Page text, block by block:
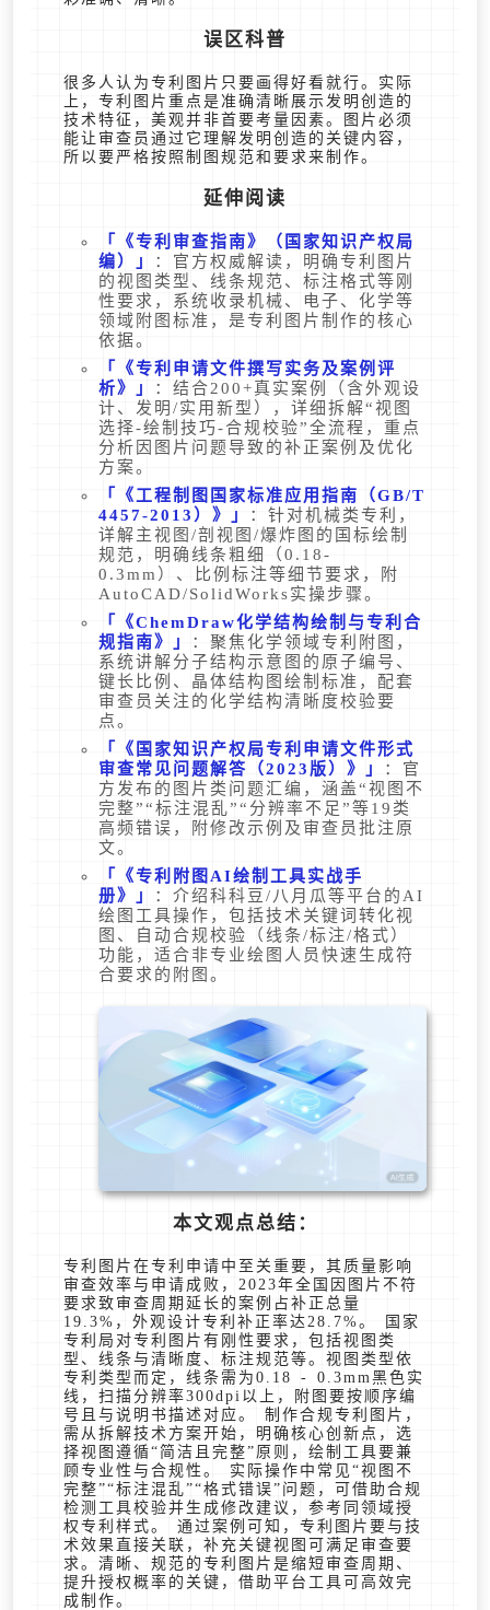
误区科普
很多人认为专利图片只要画得好看就行。实际
上，专利图片重点是准确清晰展示发明创造的
技术特征，美观并非首要考量因素。图片必须
能让审查员通过它理解发明创造的关键内容，
所以要严格按照制图规范和要求来制作。
延伸阅读
《专利审查指南》（国家知识产权局
编）
：官方权威解读，明确专利图片
的视图类型、线条规范、标注格式等刚
性要求，系统收录机械、电子、化学等
领域附图标准，是专利图片制作的核心
依据。
《专利申请文件撰写实务及案例评
析》
：结合200+真实案例（含外观设
计、发明/实用新型），详细拆解“视图
选择-绘制技巧-合规校验”全流程，重点
分析因图片问题导致的补正案例及优化
方案。
《工程制图国家标准应用指南（GB/T
4457-2013）》
：针对机械类专利，
详解主视图/剖视图/爆炸图的国标绘制
规范，明确线条粗细（0.18-
0.3mm）、比例标注等细节要求，附
AutoCAD/SolidWorks实操步骤。
《ChemDraw化学结构绘制与专利合
规指南》
：聚焦化学领域专利附图，
系统讲解分子结构示意图的原子编号、
键长比例、晶体结构图绘制标准，配套
审查员关注的化学结构清晰度校验要
点。
《国家知识产权局专利申请文件形式
审查常见问题解答（2023版）》
：官
方发布的图片类问题汇编，涵盖“视图不
完整”“标注混乱”“分辨率不足”等19类
高频错误，附修改示例及审查员批注原
文。
《专利附图AI绘制工具实战手
册》
：介绍科科豆/八月瓜等平台的AI
绘图工具操作，包括技术关键词转化视
图、自动合规校验（线条/标注/格式）
功能，适合非专业绘图人员快速生成符
合要求的附图。
本文观点总结：
专利图片在专利申请中至关重要，其质量影响
审查效率与申请成败，2023年全国因图片不符
要求致审查周期延长的案例占补正总量
19.3%，外观设计专利补正率达28.7%。 国家
专利局对专利图片有刚性要求，包括视图类
型、线条与清晰度、标注规范等。视图类型依
专利类型而定，线条需为0.18 - 0.3mm黑色实
线，扫描分辨率300dpi以上，附图要按顺序编
号且与说明书描述对应。 制作合规专利图片，
需从拆解技术方案开始，明确核心创新点，选
择视图遵循“简洁且完整”原则，绘制工具要兼
顾专业性与合规性。 实际操作中常见“视图不
完整”“标注混乱”“格式错误”问题，可借助合规
检测工具校验并生成修改建议，参考同领域授
权专利样式。 通过案例可知，专利图片要与技
术效果直接关联，补充关键视图可满足审查要
求。清晰、规范的专利图片是缩短审查周期、
提升授权概率的关键，借助平台工具可高效完
成制作。